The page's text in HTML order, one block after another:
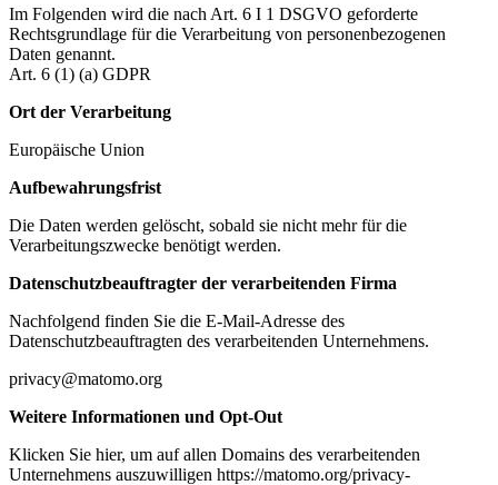
Im Folgenden wird die nach Art. 6 I 1 DSGVO geforderte
Rechtsgrundlage für die Verarbeitung von personenbezogenen
Daten genannt.
Art. 6 (1) (a) GDPR
Ort der Verarbeitung
Europäische Union
Aufbewahrungsfrist
Die Daten werden gelöscht, sobald sie nicht mehr für die
Verarbeitungszwecke benötigt werden.
Datenschutzbeauftragter der verarbeitenden Firma
Nachfolgend finden Sie die E-Mail-Adresse des
Datenschutzbeauftragten des verarbeitenden Unternehmens.
privacy@matomo.org
Weitere Informationen und Opt-Out
Klicken Sie hier, um auf allen Domains des verarbeitenden
Unternehmens auszuwilligen https://matomo.org/privacy-